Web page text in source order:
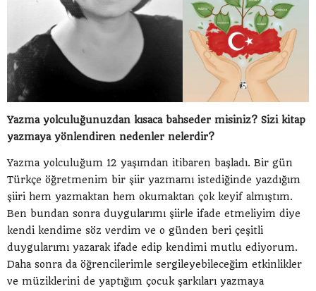
Yazma yolculuğunuzdan kısaca bahseder misiniz? Sizi kitap
yazmaya yönlendiren nedenler nelerdir?
Yazma yolculuğum 12 yaşımdan itibaren başladı. Bir gün
Türkçe öğretmenim bir şiir yazmamı istediğinde yazdığım
şiiri hem yazmaktan hem okumaktan çok keyif almıştım.
Ben bundan sonra duygularımı şiirle ifade etmeliyim diye
kendi kendime söz verdim ve o günden beri çeşitli
duygularımı yazarak ifade edip kendimi mutlu ediyorum.
Daha sonra da öğrencilerimle sergileyebileceğim etkinlikler
ve müziklerini de yaptığım çocuk şarkıları yazmaya